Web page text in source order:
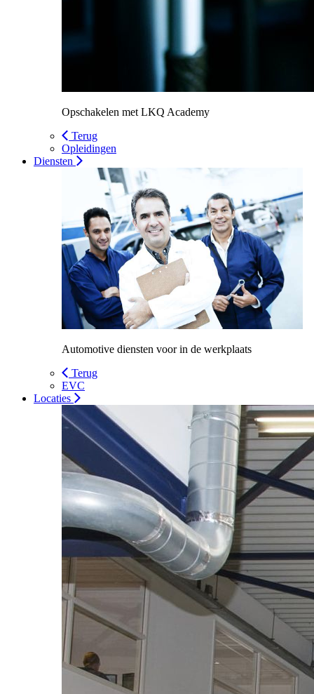
Opschakelen met LKQ Academy
Terug
Opleidingen
Diensten
Automotive diensten voor in de werkplaats
Terug
EVC
Locaties